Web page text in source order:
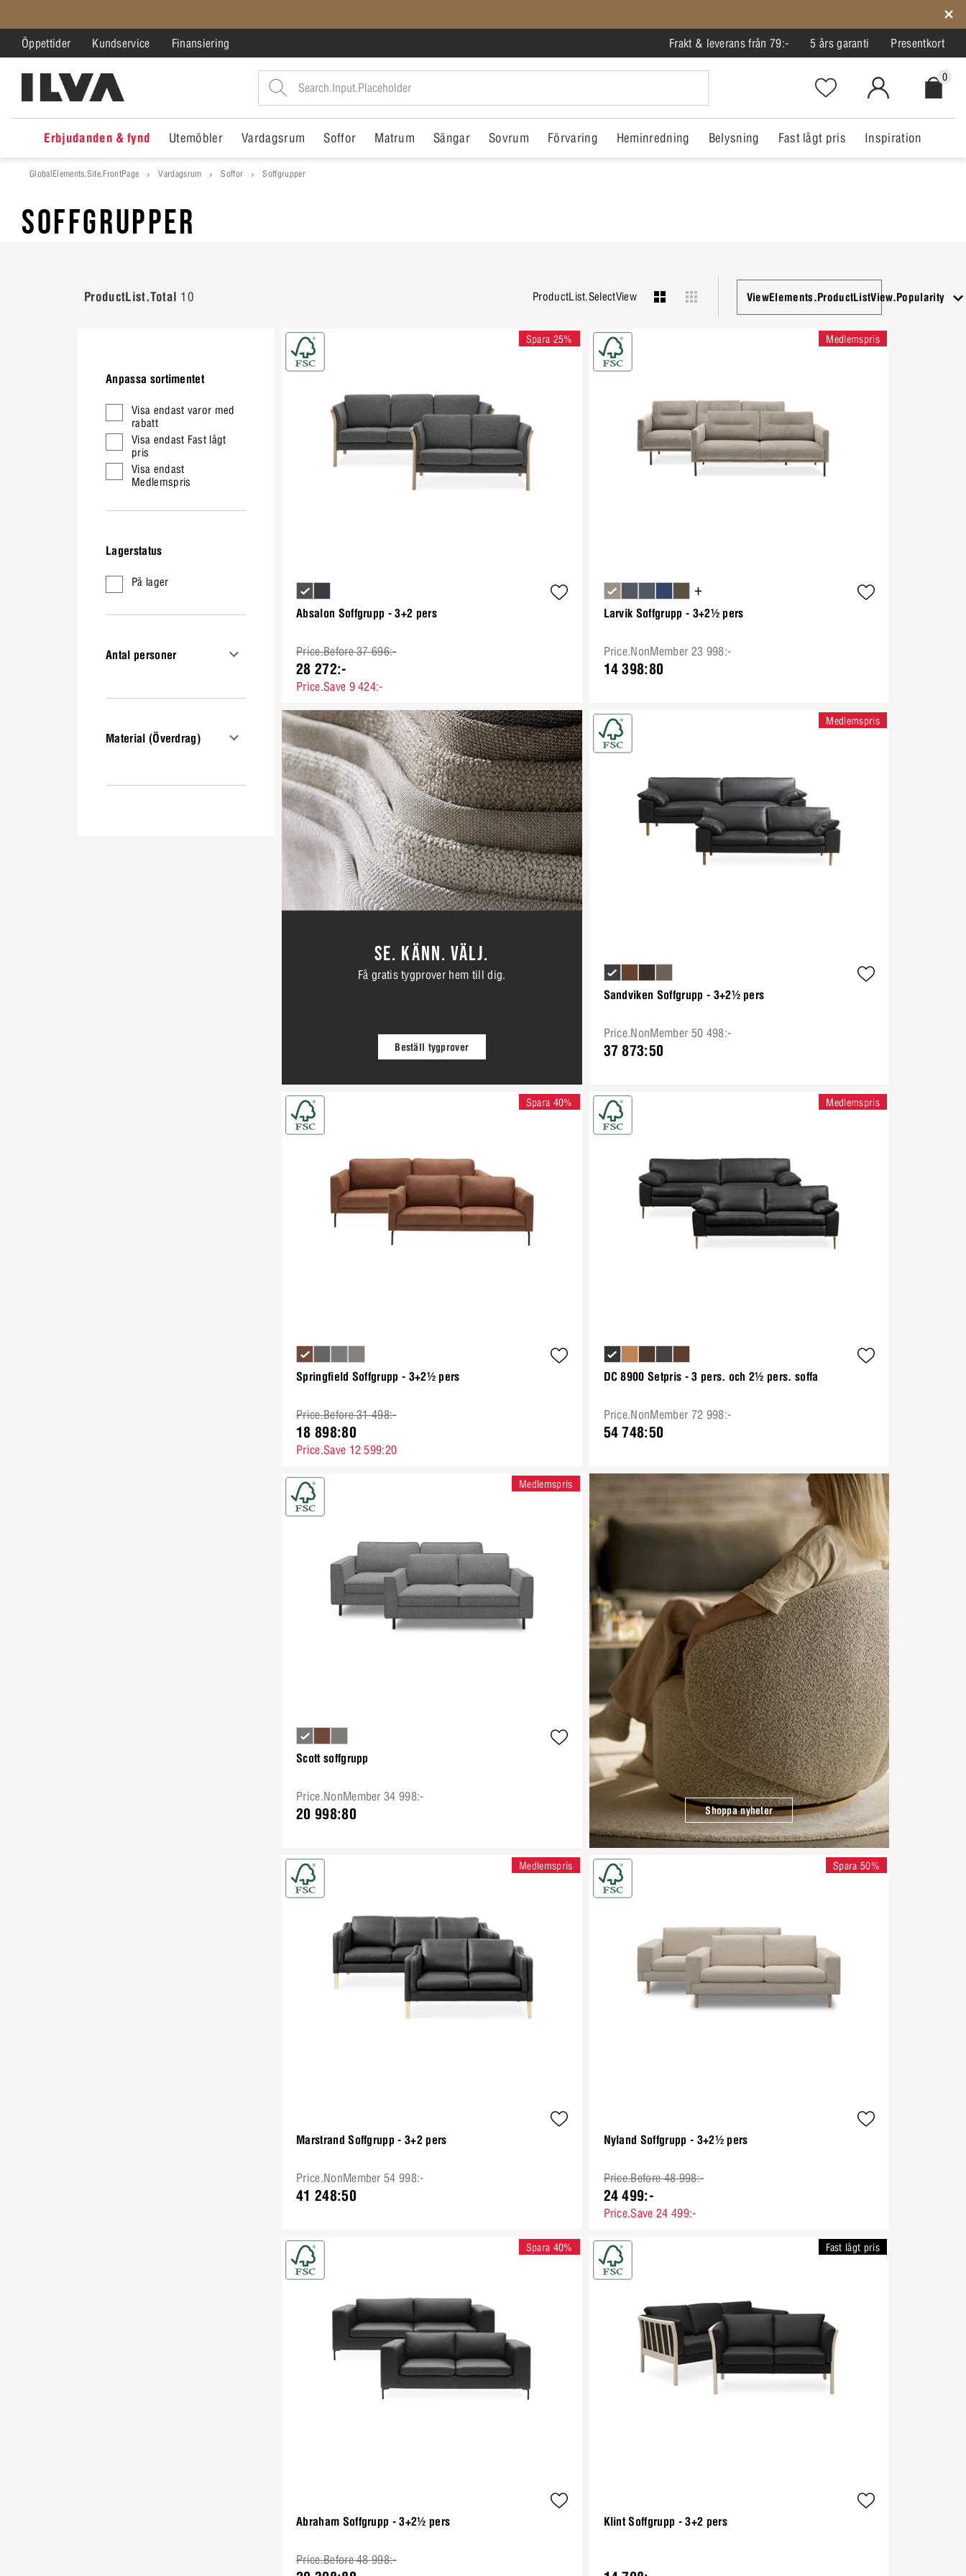
Öppettider Kundservice Finansiering Frakt & leverans från 79:- 5 års garanti Presentkort
Favorites.NavigationButton.Text
MitIlva.Login
0
Erbjudanden & fynd Utemöbler Vardagsrum Soffor Matrum Sängar Sovrum Förvaring Heminredning Belysning Fast lågt pris Inspiration
GlobalElements.Site.FrontPage Vardagsrum Soffor Soffgrupper
SOFFGRUPPER
ProductList.Total 10 ProductList.SelectView ViewElements.ProductListView.Popularity
Anpassa sortimentet
Visa endast varor med
rabatt
Visa endast Fast lågt
pris
Visa endast
Medlemspris
Lagerstatus
På lager
Antal personer
Material (Överdrag)
Absalon Soffgrupp - 3+2 pers
Price.Before 37 696:-
28 272:-
Price.Save 9 424:-
Spara 25%
+
Larvik Soffgrupp - 3+2½ pers
Price.NonMember 23 998:-
14 398:80
Medlemspris
SE. KÄNN. VÄLJ.
Få gratis tygprover hem till dig.
Beställ tygprover
Sandviken Soffgrupp - 3+2½ pers
Price.NonMember 50 498:-
37 873:50
Medlemspris
Springfield Soffgrupp - 3+2½ pers
Price.Before 31 498:-
18 898:80
Price.Save 12 599:20
Spara 40%
DC 8900 Setpris - 3 pers. och 2½ pers. soffa
Price.NonMember 72 998:-
54 748:50
Medlemspris
Scott soffgrupp
Price.NonMember 34 998:-
20 998:80
Medlemspris
Shoppa nyheter
Marstrand Soffgrupp - 3+2 pers
Price.NonMember 54 998:-
41 248:50
Medlemspris
Nyland Soffgrupp - 3+2½ pers
Price.Before 48 998:-
24 499:-
Price.Save 24 499:-
Spara 50%
Abraham Soffgrupp - 3+2½ pers
Price.Before 48 998:-
Spara 40%
Klint Soffgrupp - 3+2 pers
Fast lågt pris